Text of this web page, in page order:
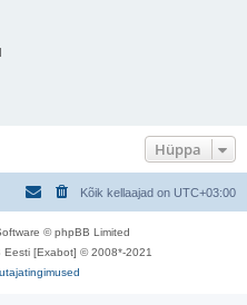
Hüppa
Kõik kellaajad on UTC+03:00
© phpBB Limited
[Exabot] © 2008*-2021